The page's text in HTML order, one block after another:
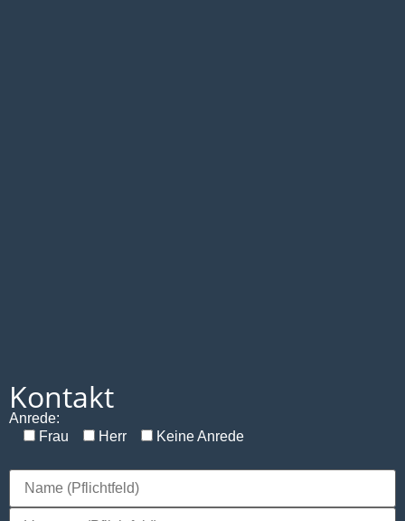
Kontakt
Anrede:
Frau
Herr Keine Anrede